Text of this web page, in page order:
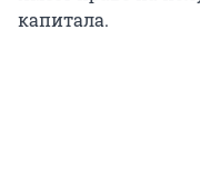
капитала.